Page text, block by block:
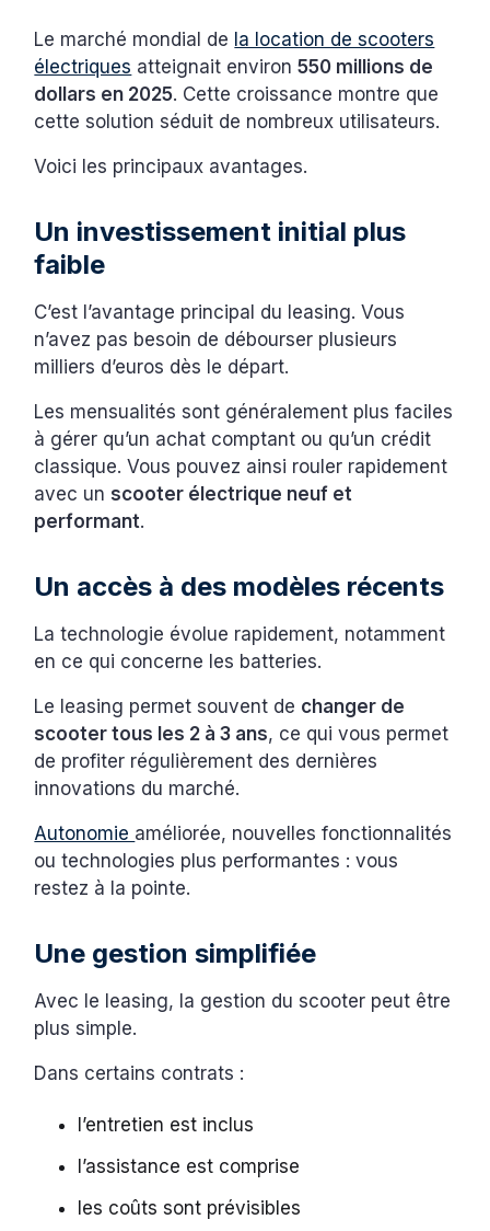
Le marché mondial de la location de scooters
électriques atteignait environ550 millions de
dollars en 2025. Cette croissance montre que
cette solution séduit de nombreux utilisateurs.
Voici les principaux avantages.
Un investissement initial plus
faible
C’est l’avantage principal du leasing. Vous
n’avez pas besoin de débourser plusieurs
milliers d’euros dès le départ.
Les mensualités sont généralement plus faciles
à gérer qu’un achat comptant ou qu’un crédit
classique. Vous pouvez ainsi rouler rapidement
avec unscooter électrique neuf et
performant.
Un accès à des modèles récents
La technologie évolue rapidement, notamment
en ce qui concerne les batteries.
Le leasing permet souvent de changer de
scooter tous les 2 à 3 ans, ce qui vous permet
de profiter régulièrement des dernières
innovations du marché.
Autonomie améliorée, nouvelles fonctionnalités
ou technologies plus performantes : vous
restez à la pointe.
Une gestion simplifiée
Avec le leasing, la gestion du scooter peut être
plus simple.
Dans certains contrats :
l’entretien est inclus
l’assistance est comprise
les coûts sont prévisibles